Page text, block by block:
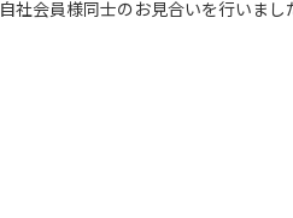
自社会員様同士のお見合いを行いまし